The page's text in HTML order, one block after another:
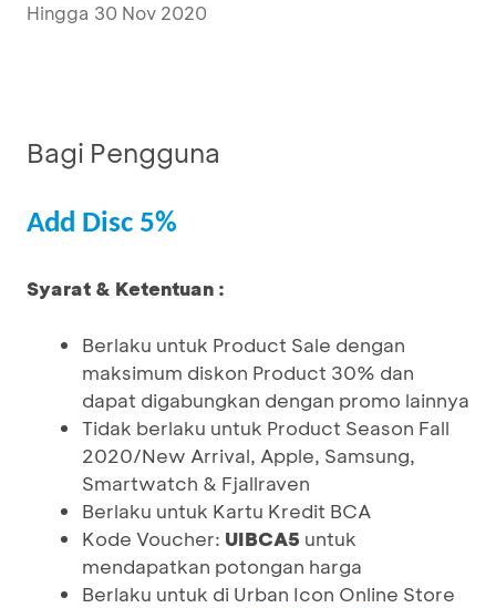
Hingga 30 Nov 2020
Bagi Pengguna
Add Disc 5%
Syarat & Ketentuan :
Berlaku untuk Product Sale dengan
maksimum diskon Product 30% dan
dapat digabungkan dengan promo lainnya
Tidak berlaku untuk Product Season Fall
2020/New Arrival, Apple, Samsung,
Smartwatch & Fjallraven
Berlaku untuk Kartu Kredit BCA
Kode Voucher: UIBCA5 untuk
mendapatkan potongan harga
Berlaku untuk di Urban Icon Online Store